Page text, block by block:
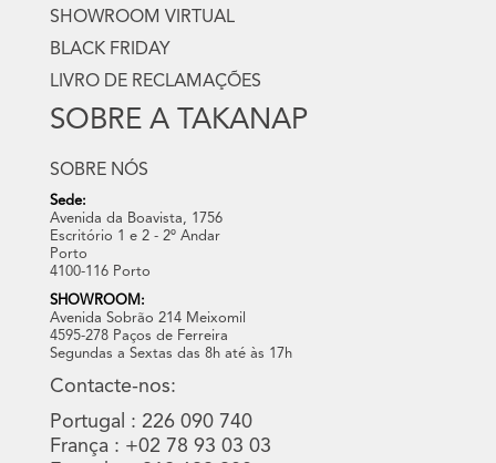
SHOWROOM VIRTUAL
BLACK FRIDAY
LIVRO DE RECLAMAÇÕES
SOBRE A TAKANAP
SOBRE NÓS
Sede:
Avenida da Boavista, 1756
Escritório 1 e 2 - 2º Andar
Porto
4100-116 Porto
SHOWROOM:
Avenida Sobrão 214 Meixomil
4595-278 Paços de Ferreira
Segundas a Sextas das 8h até às 17h
Contacte-nos:
Portugal : 226 090 740
França : +02 78 93 03 03